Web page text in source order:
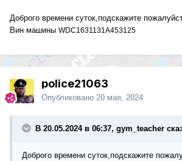
Доброго времени суток,подскажите
Вин машины WDC1631131A453125
police21063
Опубликовано 20 мая, 2024
В 20.05.2024 в 06:37, gym_teacher
Доброго времени суток,подскажите